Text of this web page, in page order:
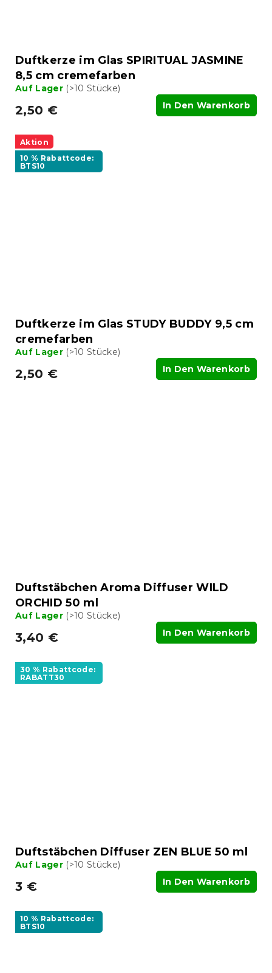
Duftkerze im Glas SPIRITUAL JASMINE
8,5 cm cremefarben
Auf Lager (>10 Stücke)
2,50 € In Den Warenkorb
Aktion
10 % Rabattcode:
BTS10
Duftkerze im Glas STUDY BUDDY 9,5 cm
cremefarben
Auf Lager (>10 Stücke)
2,50 € In Den Warenkorb
Duftstäbchen Aroma Diffuser WILD
ORCHID 50 ml
Auf Lager (>10 Stücke)
3,40 € In Den Warenkorb
30 % Rabattcode:
RABATT30
Duftstäbchen Diffuser ZEN BLUE 50 ml
Auf Lager (>10 Stücke)
3 € In Den Warenkorb
10 % Rabattcode:
BTS10